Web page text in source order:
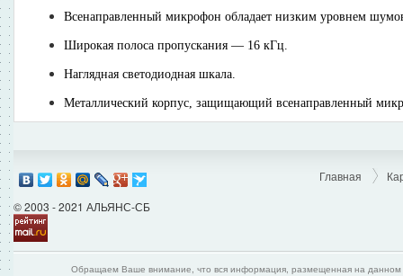
Всенаправленный микрофон обладает низким уровнем
Широкая полоса пропускания — 16 кГц.
Наглядная светодиодная шкала.
Металлический корпус, защищающий всенаправленный
© 2003 - 2021 АЛЬЯНС-СБ
Главная
Обращаем Ваше внимание, что вся информация, размещенная на данном